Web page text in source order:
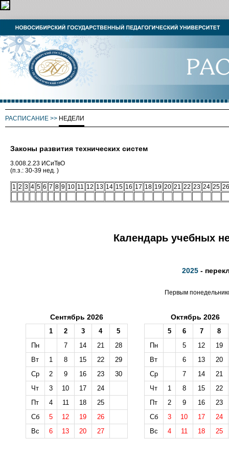
РАСПИСАНИЕ >> НЕДЕЛИ
Законы развития технических систем
3.008.2.23 ИСиТвО
(п.з.: 30-39 нед. )
1 2 3 4 5 6 7 8 9 10 11 12 13 14 15 16 17 18 19 20 21 22 23 24 25 26
Календарь учебных
2025 -
Первым
Сентябрь 2026
1 2 3 4
5
Пн
7 14 21
28
Вт
1 8 15 22
29
Ср
2 9 16 23
30
Чт
3 10 17
24
Пт
4 11 18
25
Сб
5 12 19
26
Вс
6 13 20 27
Октябрь 2026
5 6 7
8
Пн
5 12
19
Вт
6 13
20
Ср
7 14
21
Чт
1 8 15
22
Пт
2 9 16
23
Сб
3 10 17
24
Вс
4 11 18 25